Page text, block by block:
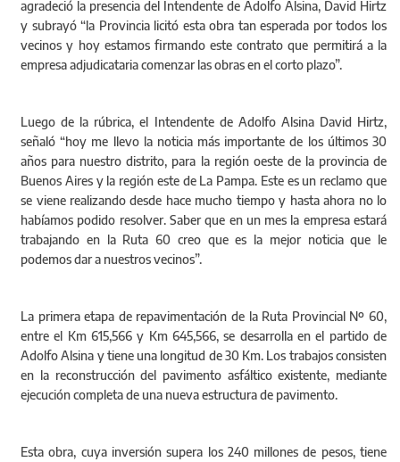
agradeció la presencia del Intendente de Adolfo Alsina, David Hirtz
y subrayó “la Provincia licitó esta obra tan esperada por todos los
vecinos y hoy estamos firmando este contrato que permitirá a la
empresa adjudicataria comenzar las obras en el corto plazo”.
Luego de la rúbrica, el Intendente de Adolfo Alsina David Hirtz,
señaló “hoy me llevo la noticia más importante de los últimos 30
años para nuestro distrito, para la región oeste de la provincia de
Buenos Aires y la región este de La Pampa. Este es un reclamo que
se viene realizando desde hace mucho tiempo y hasta ahora no lo
habíamos podido resolver. Saber que en un mes la empresa estará
trabajando en la Ruta 60 creo que es la mejor noticia que le
podemos dar a nuestros vecinos”.
La primera etapa de repavimentación de la Ruta Provincial Nº 60,
entre el Km 615,566 y Km 645,566, se desarrolla en el partido de
Adolfo Alsina y tiene una longitud de 30 Km. Los trabajos consisten
en la reconstrucción del pavimento asfáltico existente, mediante
ejecución completa de una nueva estructura de pavimento.
Esta obra, cuya inversión supera los 240 millones de pesos, tiene